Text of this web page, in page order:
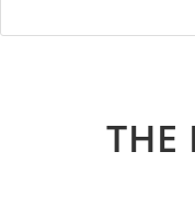
THE